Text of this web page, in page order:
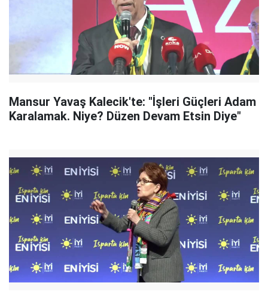
Mansur Yavaş Kalecik'te: "İşleri Güçleri Adam
Karalamak. Niye? Düzen Devam Etsin Diye"